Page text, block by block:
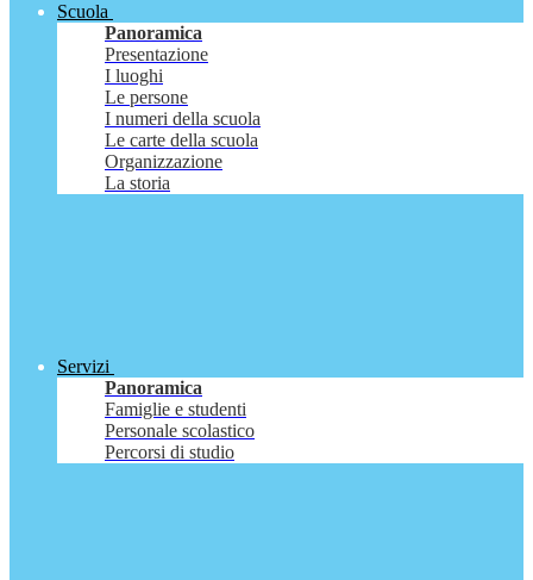
Scuola
Panoramica
Presentazione
I luoghi
Le persone
I numeri della scuola
Le carte della scuola
Organizzazione
La storia
Servizi
Panoramica
Famiglie e studenti
Personale scolastico
Percorsi di studio